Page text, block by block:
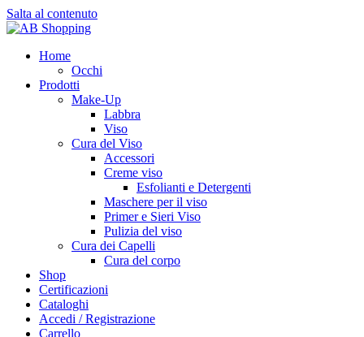
Salta al contenuto
Home
Occhi
Prodotti
Make-Up
Labbra
Viso
Cura del Viso
Accessori
Creme viso
Esfolianti e Detergenti
Maschere per il viso
Primer e Sieri Viso
Pulizia del viso
Cura dei Capelli
Cura del corpo
Shop
Certificazioni
Cataloghi
Accedi / Registrazione
Carrello